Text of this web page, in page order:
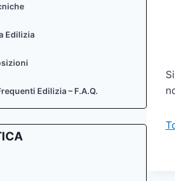
Edilizia
Edilizia – F.A.Q.